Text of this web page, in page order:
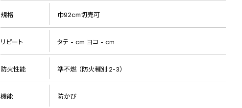
規格 巾92cm切売可
リピート タテ - cm ヨコ - cm
防火性能 準不燃 （防火種別:2-3）
機能 防かび